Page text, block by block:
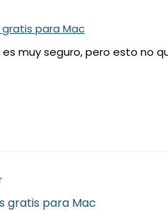
para Mac
es muy seguro, pero esto no
gratis para Mac